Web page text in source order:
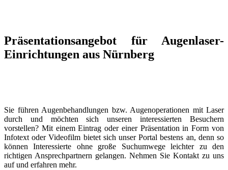
Präsentationsangebot für Augenlaser-
Einrichtungen aus Nürnberg
Sie führen Augenbehandlungen bzw. Augenoperationen mit Laser
durch und möchten sich unseren interessierten Besuchern
vorstellen? Mit einem Eintrag oder einer Präsentation in Form von
Infotext oder Videofilm bietet sich unser Portal bestens an, denn so
können Interessierte ohne große Suchumwege leichter zu den
richtigen Ansprechpartnern gelangen. Nehmen Sie Kontakt zu uns
auf und erfahren mehr.